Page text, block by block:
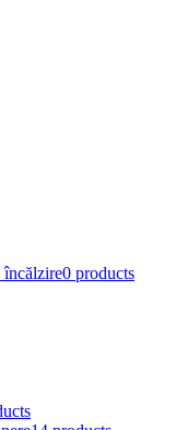
încălzire0 products